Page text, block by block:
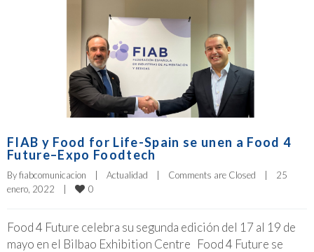
FIAB y Food for Life-Spain se unen a Food 4
Future–Expo Foodtech
By fiabcomunicacion | Actualidad | Comments are Closed |
25
enero, 2022
| 0
Food 4 Future celebra su segunda edición del 17 al 19 de
mayo en el Bilbao Exhibition Centre Food 4 Future se